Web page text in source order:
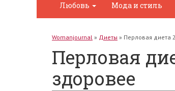
Любовь Мода и стиль
Womanjournal » Диеты » Перловая диета
Перловая
здоровее